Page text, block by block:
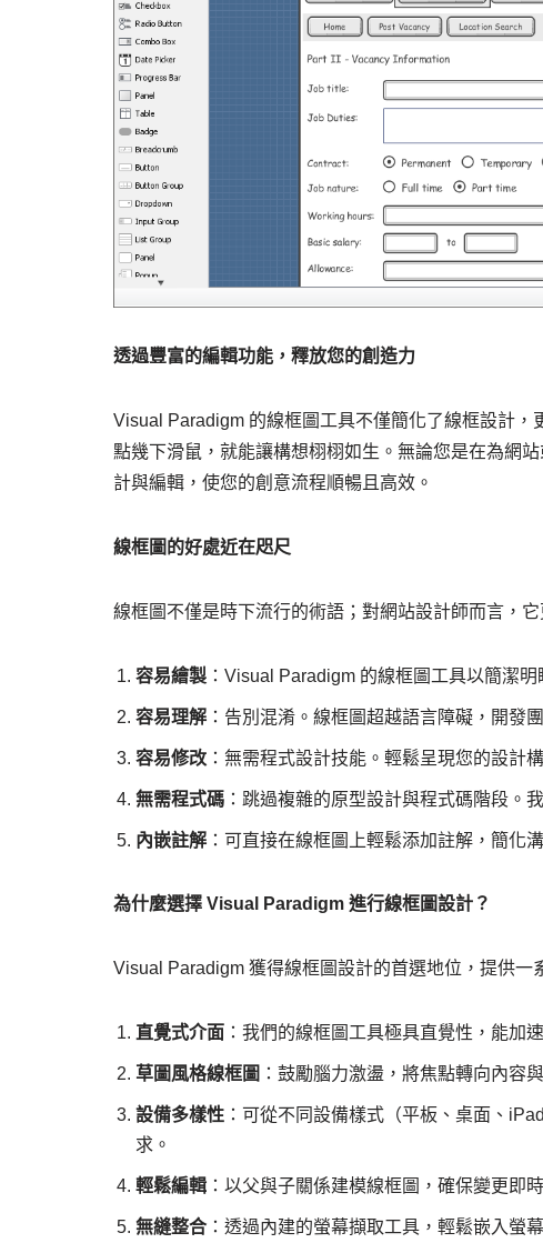
透過豐富的編輯功能，釋放您的創造力
Visual Paradigm 的線框圖工具不僅簡化了線框設計
點幾下滑鼠，就能讓構想栩栩如生。無論您是在為網
計與編輯，使您的創意流程順暢且高效。
線框圖的好處近在咫尺
線框圖不僅是時下流行的術語；對網站設計師而言，
容易繪製 ：Visual Paradigm 的線框圖工具以簡潔
容易理解 ：告別混淆。線框圖超越語言障礙，開發
容易修改 ：無需程式設計技能。輕鬆呈現您的設計
無需程式碼 ：跳過複雜的原型設計與程式碼階段。
內嵌註解 ：可直接在線框圖上輕鬆添加註解，簡化
為什麼選擇 Visual Paradigm 進行線框圖設計？
Visual Paradigm 獲得線框圖設計的首選地位，提供一
直覺式介面 ：我們的線框圖工具極具直覺性，能加
草圖風格線框圖 ：鼓勵腦力激盪，將焦點轉向內容
設備多樣性 ：可從不同設備樣式（平板、桌面、
求。
輕鬆編輯 ：以父與子關係建模線框圖，確保變更即
無縫整合 ：透過內建的螢幕擷取工具，輕鬆嵌入螢